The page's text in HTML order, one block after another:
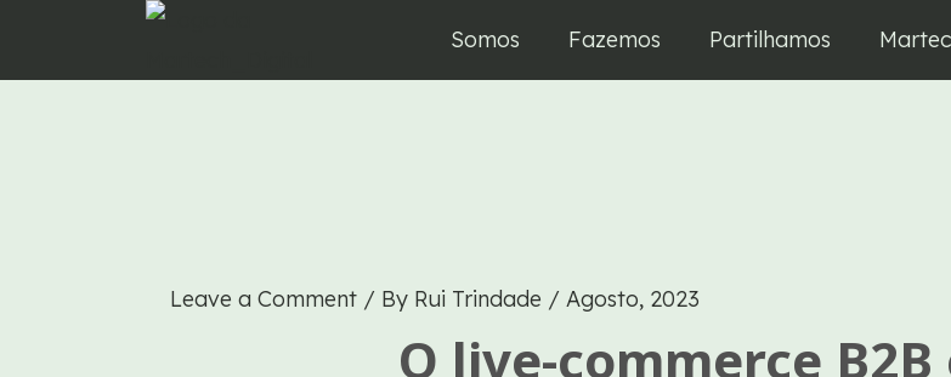
Somos Fazemos Partilhamos
Leave a Comment / By Rui Trindade /Agosto, 2023
O live-commerce